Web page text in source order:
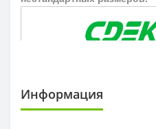
Информация